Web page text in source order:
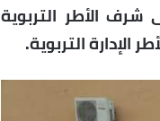
الأطر التربوية